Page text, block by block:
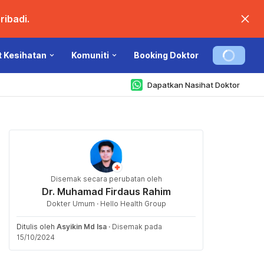
Kesihatan Komuniti Booking Doktor
Dapatkan Nasihat Doktor
Disemak secara perubatan oleh
Dr. Muhamad Firdaus Rahim
Dokter Umum · Hello Health Group
Ditulis oleh Asyikin Md Isa · Disemak pada
15/10/2024